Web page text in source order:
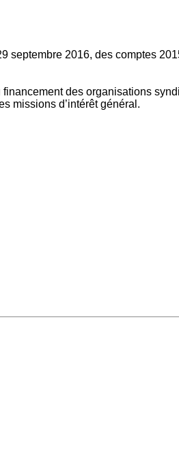
septembre 2016, des comptes
des organisations
missions d’intérêt général.